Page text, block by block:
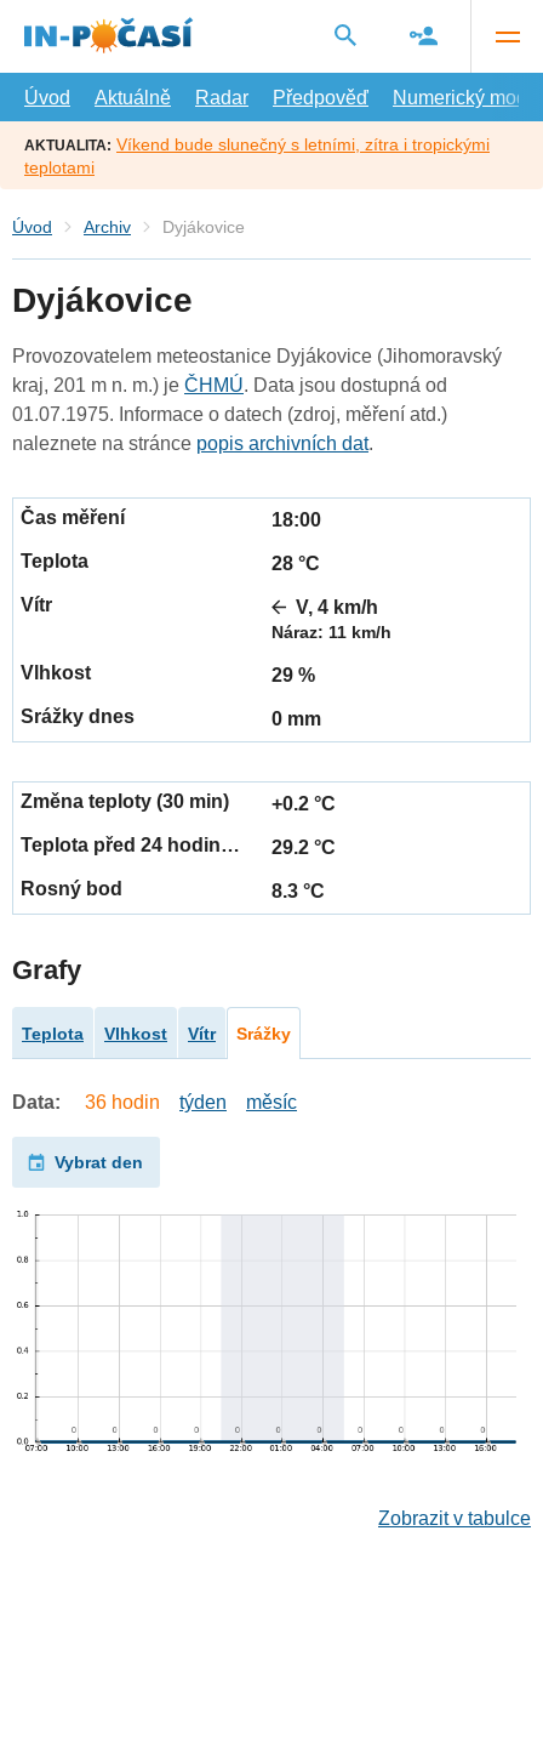
hlavní
Úvod
Aktuálně Radar Předpověď Numerický model
AKTUALITA: Víkend bude slunečný s letními, zítra i tropickými
teplotami
Úvod Archiv Dyjákovice
Dyjákovice
Provozovatelem meteostanice Dyjákovice (Jihomoravský
kraj, 201 m n. m.) je ČHMÚ. Data jsou dostupná od
01.07.1975. Informace o datech (zdroj, měření atd.)
naleznete na stránce popis archivních dat.
18:00
28 °C
V, 4 km/h
Náraz: 11 km/h
29 %
0 mm
+0.2 °C
29.2 °C
8.3 °C
Grafy
Teplota Vlhkost Vítr Srážky
Data: 36 hodin týden měsíc
Vybrat den
Zobrazit v tabulce